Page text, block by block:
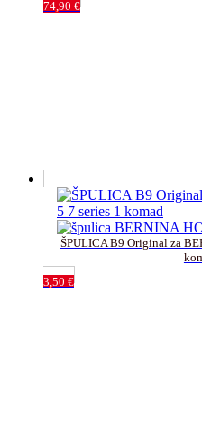
74,90 €
ŠPULICA B9 Original za
3,50 €